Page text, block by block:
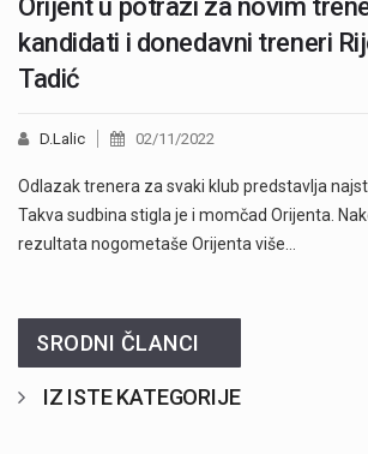
Orijent u potrazi za novim
kandidati i donedavni treneri
Tadić
D.Lalic 02/11/2022
Odlazak trenera za svaki klub predstavlja
Takva sudbina stigla je i momčad Orijenta.
rezultata nogometaše Orijenta više…
SRODNI ČLANCI
IZ ISTE KATEGORIJE